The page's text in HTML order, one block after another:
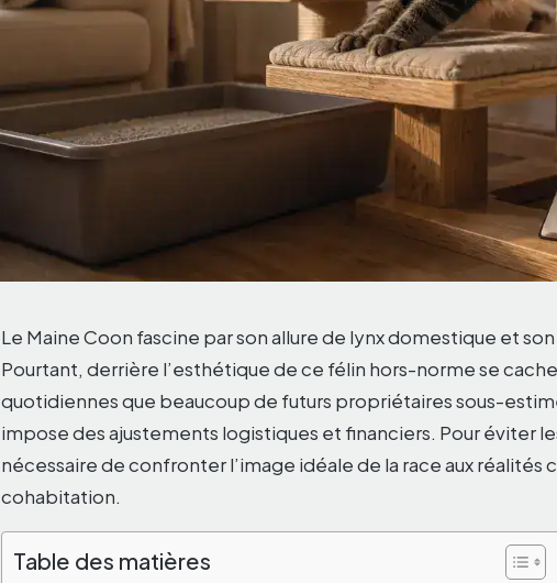
Le Maine Coon fascine par son allure de lynx domestique et
Pourtant, derrière l’esthétique de ce félin hors-norme se
quotidiennes que beaucoup de futurs propriétaires sous-
impose des ajustements logistiques et financiers. Pour éviter
nécessaire de confronter l’image idéale de la race aux réalités
cohabitation.
Table des matières